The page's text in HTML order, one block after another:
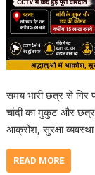
समय भारी छत्र से गिर
चांदी का मुकुट और
आक्रोश, सुरक्षा
READ MORE